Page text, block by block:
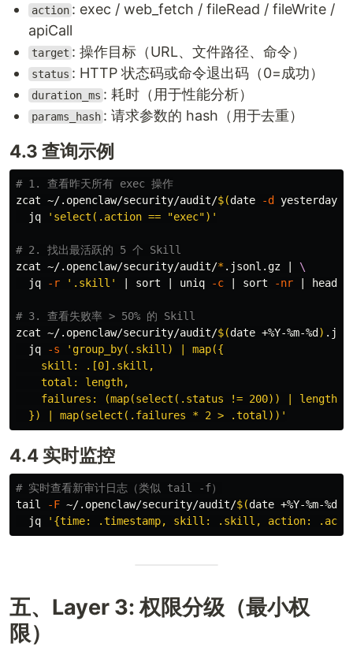
action : exec / web_fetch / fileRead / fileWrite /
apiCall
target : 操作目标（URL、文件路径、命令）
status : HTTP 状态码或命令退出码（0=成功）
duration_ms : 耗时（用于性能分析）
params_hash : 请求参数的 hash（用于去重）
4.3 查询示例
# 1. 查看昨天所有 exec 操作
zcat ~/.openclaw/security/audit/$(date -d
yesterday
  jq
'select(.action == "exec")'
# 2. 找出最活跃的 5 个 Skill
zcat ~/.openclaw/security/audit/* .jsonl.gz | \
  jq
-r '.skill' sort uniq -c sort -nr head
# 3. 查看失败率 > 50% 的 Skill
zcat ~/.openclaw/security/audit/$(date +%Y-%m-%d )
  jq
-s
'group_by(.skill) | map({
    skill: .[0].skill,
    total: length,
    failures: (map(select(.status != 200)) | length)
  }) | map(select(.failures * 2 > .total))'
4.4 实时监控
# 实时查看新审计日志（类似 tail -f）
tail
-F ~/.openclaw/security/audit/$(date +%Y-%m-%d
  jq
'{time: .timestamp, skill: .skill, action:
五、Layer 3: 权限分级（最小权
限）